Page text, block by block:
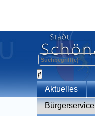
Aktuelles
Bürgerservice